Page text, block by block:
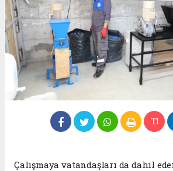
Çalışmaya vatandaşları da dahil